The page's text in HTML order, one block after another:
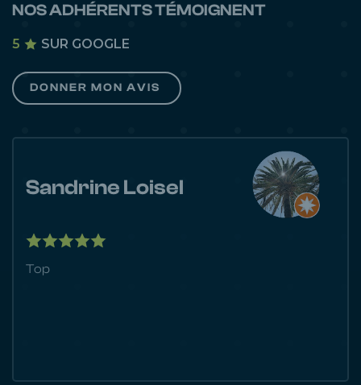
NOS ADHÉRENTS TÉMOIGNENT
5 SUR GOOGLE
DONNER MON AVIS
Sandrine Loisel
Top